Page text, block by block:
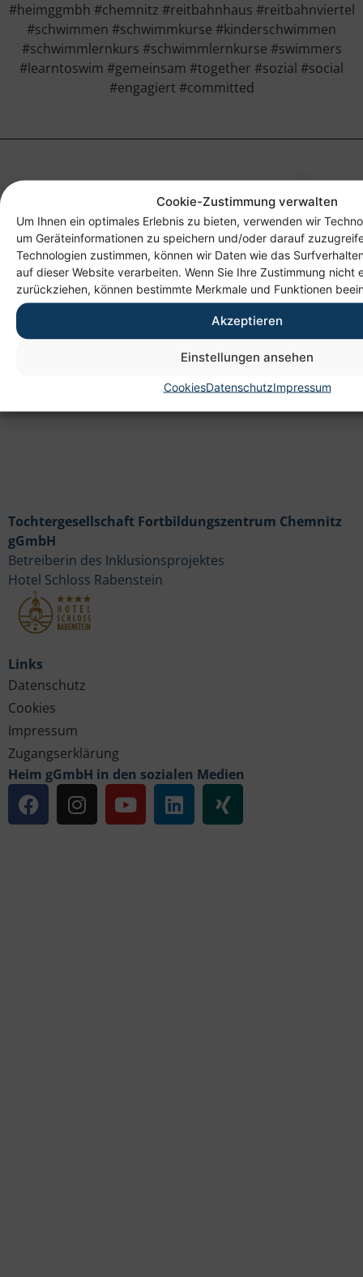
Cookie-Zustimmung verwalten
Um Ihnen ein optimales Erlebnis zu bieten, verwenden wir
um Geräteinformationen zu speichern und/oder darauf
Technologien zustimmen, können wir Daten wie das
auf dieser Website verarbeiten. Wenn Sie Ihre Zustimmung nicht
zurückziehen, können bestimmte Merkmale und Funktionen
Akzeptieren
Einstellungen ansehen
CookiesDatenschutzImpressum
#heimggmbh #chemnitz #reitbahnhaus #reitbahnviertel
#schwimmen #schwimmkurse #kinderschwimmen
#schwimmlernkurs #schwimmlernkurse #swimmers
#learntoswim #gemeinsam #together #sozial #social
#engagiert #committed
Anschrift
Heim gemeinnützige GmbH
Lichtenauer Weg 1
Links
Datenschutz
Cookies
Impressum
Zugangserklärung
Heim gGmbH in den sozialen Medien
Tochtergesellschaft Fortbildungszentrum Chemnitz
gGmbH
Betreiberin des Inklusionsprojektes
Hotel Schloss Rabenstein